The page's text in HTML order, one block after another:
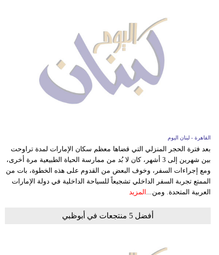
القاهرة - لبنان اليوم
بعد فترة الحجر المنزلي التي قضاها معظم سكان الإمارات لمدة تراوحت
بين شهرين إلى 3 أشهر، كان لا بُد من ممارسة الحياة الطبيعية مرة أخرى،
ومع إجراءات السفر، وخوف البعض من القدوم على هذه الخطوة، بات من
الممتع تجربة السفر الداخلي تشجيعاً للسياحة الداخلية في دولة الإمارات
العربية المتحدة. ومن...
المزيد
أفضل 5 منتجعات في أبوظبي